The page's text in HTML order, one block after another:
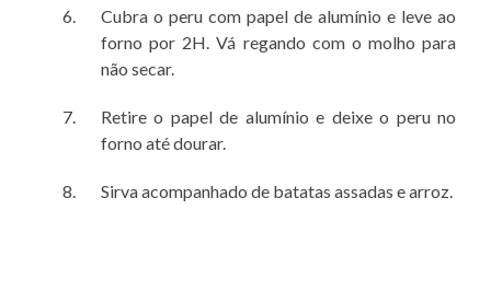
Cubra o peru com papel de alumínio e leve ao
forno por 2H. Vá regando com o molho para
não secar.
Retire o papel de alumínio e deixe o peru no
forno até dourar.
Sirva acompanhado de batatas assadas e arroz.